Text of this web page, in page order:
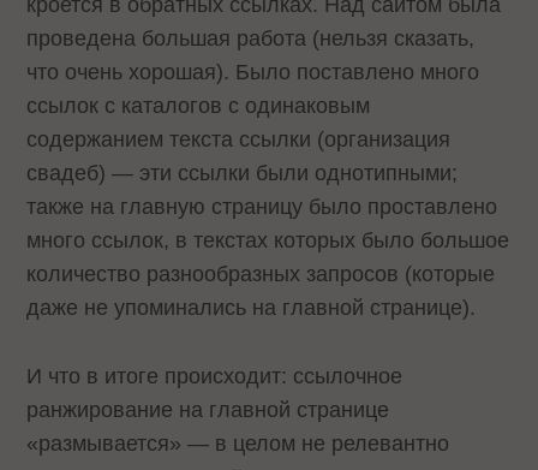
кроется в обратных ссылках. Над сайтом была
проведена большая работа (нельзя сказать,
что очень хорошая). Было поставлено много
ссылок с каталогов с одинаковым
содержанием текста ссылки (организация
свадеб) — эти ссылки были однотипными;
также на главную страницу было проставлено
много ссылок, в текстах которых было большое
количество разнообразных запросов (которые
даже не упоминались на главной странице).
И что в итоге происходит: ссылочное
ранжирование на главной странице
«размывается» — в целом не релевантно